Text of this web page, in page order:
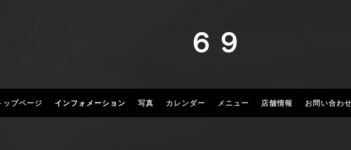
６９
ップページ インフォメーション 写真 カレンダー メニュー 店舗情報 お問い合わ